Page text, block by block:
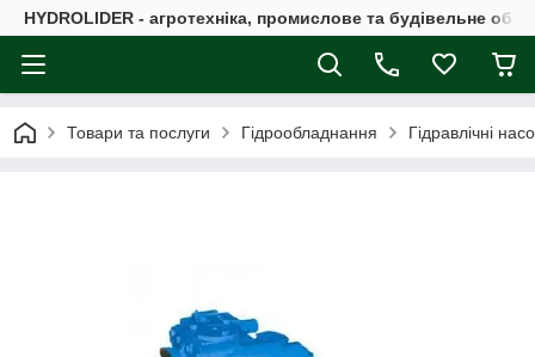
HYDROLIDER - агротехніка, промислове та будівельне
Товари та послуги Гідрообладнання Гідравлічні